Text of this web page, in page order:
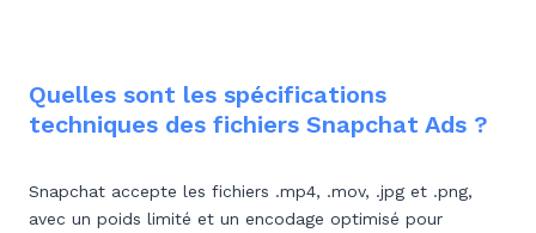
Quelles sont les spécifications
techniques des fichiers Snapchat Ads ?
Snapchat accepte les fichiers .mp4, .mov, .jpg et .png,
avec un poids limité et un encodage optimisé pour